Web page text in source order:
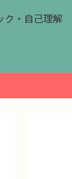
ク・自己理解